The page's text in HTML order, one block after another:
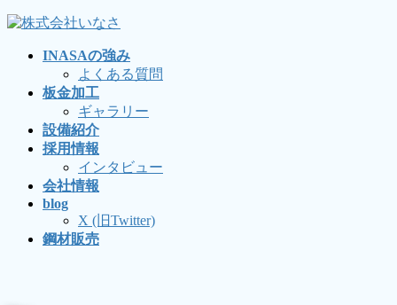
コ
ナ
INASAの強み
よくある質問
板金加工
ギャラリー
設備紹介
採用情報
インタビュー
会社情報
blog
X (旧Twitter)
鋼材販売